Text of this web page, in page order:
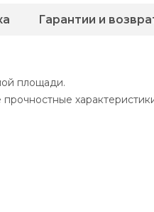
площади.
Гарантии и